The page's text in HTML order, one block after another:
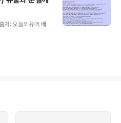
난 전문 번역가가 아니므로 오역과 의
처: 오늘의유머 베